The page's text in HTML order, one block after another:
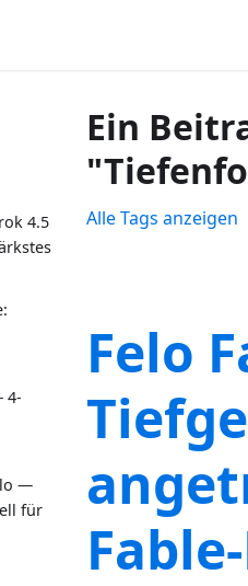
4.5
4-
—
für
Ein
Alle Tags anzeigen
Felo